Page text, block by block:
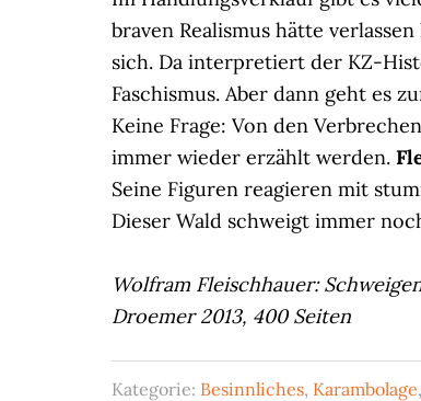
braven Realismus hätte
sich. Da interpretiert der KZ-
Faschismus. Aber dann geht es
Keine Frage: Von den
immer wieder erzählt werden.
Seine Figuren reagieren mit
Dieser Wald schweigt immer
Wolfram Fleischhauer:
Droemer 2013, 400 Seiten
Kategorie: Besinnliches, Karambolage,